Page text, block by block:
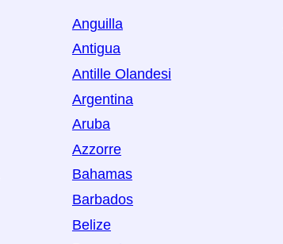
Anguilla
Antigua
Antille Olandesi
Argentina
Aruba
Azzorre
Bahamas
Barbados
Belize